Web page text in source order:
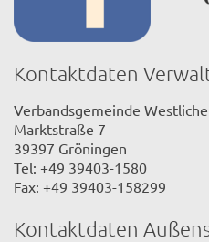
Kontaktdaten
Verbandsgemeinde
Marktstraße 7
39397 Gröningen
Tel: +49 39403-1580
Fax: +49 39403-158299
Kontaktdaten